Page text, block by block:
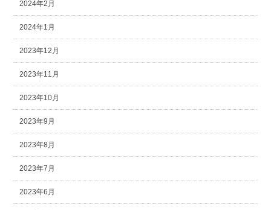
2024年2月
2024年1月
2023年12月
2023年11月
2023年10月
2023年9月
2023年8月
2023年7月
2023年6月